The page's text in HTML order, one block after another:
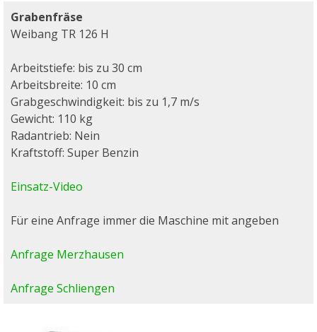
Grabenfräse
Weibang TR 126 H
Arbeitstiefe: bis zu 30 cm
Arbeitsbreite: 10 cm
Grabgeschwindigkeit: bis zu 1,7 m/s
Gewicht: 110 kg
Radantrieb: Nein
Kraftstoff: Super Benzin
Einsatz-Video
Für eine Anfrage immer die Maschine mit angeben
Anfrage Merzhausen
Anfrage Schliengen